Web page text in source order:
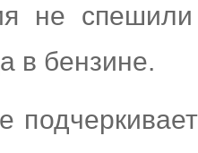
не
в бензине.